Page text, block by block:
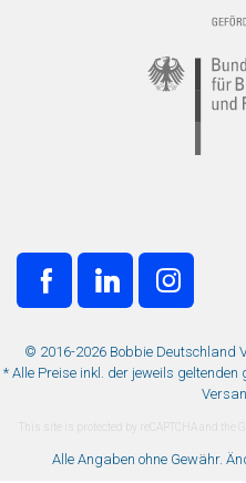
© 2016-2026 Bobbie Deutschland
* Alle Preise inkl. der jeweils
This site is protected by reCAPTCHA and the
Alle Angaben ohne Gewähr.